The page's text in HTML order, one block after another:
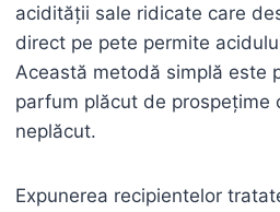
acidității sale ridicate care
direct pe pete permite
Această metodă simplă este
parfum plăcut de prospețime
neplăcut.
Expunerea recipientelor